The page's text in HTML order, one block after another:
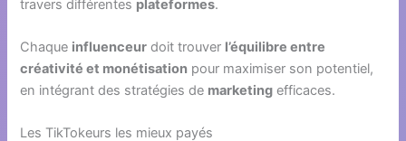
travers différentes plateformes.
Chaque influenceur doit trouver l’équilibre entre
créativité et monétisation pour maximiser son potentiel,
en intégrant des stratégies de marketing efficaces.
Les TikTokeurs les mieux payés